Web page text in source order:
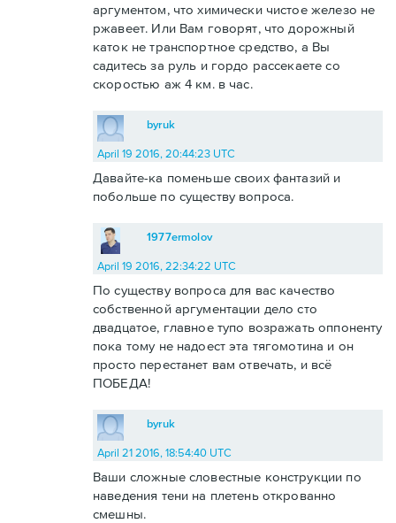
аргументом, что химически чистое железо не
ржавеет. Или Вам говорят, что дорожный
каток не транспортное средство, а Вы
садитесь за руль и гордо рассекаете со
скоростью аж 4 км. в час.
byruk
April 19 2016, 20:44:23 UTC
Давайте-ка поменьше своих фантазий и
побольше по существу вопроса.
1977ermolov
April 19 2016, 22:34:22 UTC
По существу вопроса для вас качество
собственной аргументации дело сто
двадцатое, главное тупо возражать оппоненту
пока тому не надоест эта тягомотина и он
просто перестанет вам отвечать, и всё
ПОБЕДА!
byruk
April 21 2016, 18:54:40 UTC
Ваши сложные словестные конструкции по
наведения тени на плетень открованно
смешны.